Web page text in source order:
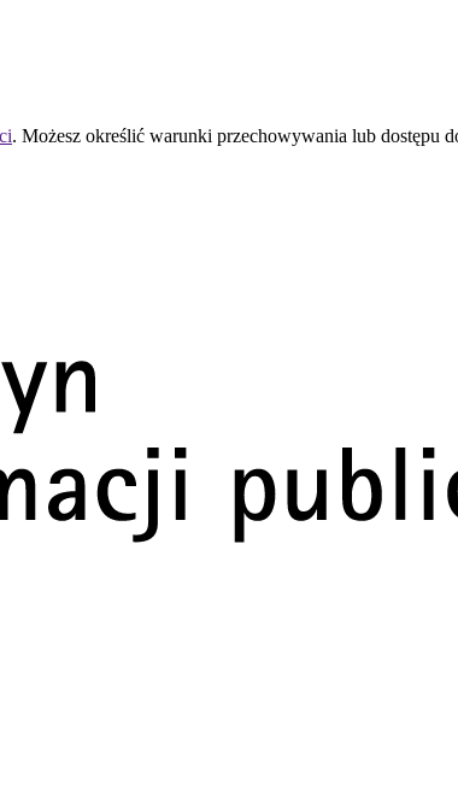
. Możesz określić warunki przechowywania lub dostępu